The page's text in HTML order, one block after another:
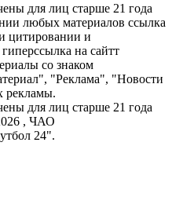
для лиц старше 21 года
любых материалов ссылка
цитировании и
на сайтт
со знаком
"Реклама", "Новости
рекламы.
для лиц старше 21 года
, ЧАО
24".